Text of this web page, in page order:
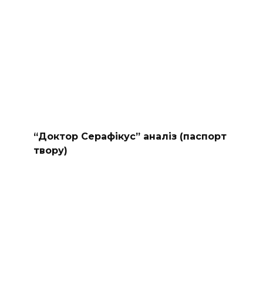
“Доктор Серафікус” аналіз (паспорт
твору)